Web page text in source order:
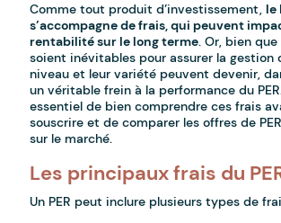
Comme tout produit d’investissement,le
s’accompagne de frais, qui peuvent
rentabilité sur le long terme. Or, bien
soient inévitables pour assurer la gestion
niveau et leur variété peuvent devenir,
un véritable frein à la performance du
essentiel de bien comprendre ces frais
souscrire et de comparer les offres de
sur le marché.
Les principaux frais du
Un PER peut inclure plusieurs types de